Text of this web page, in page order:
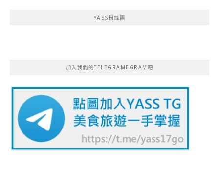
YASS粉絲團
加入我們的TELEGRAMEGRAM吧